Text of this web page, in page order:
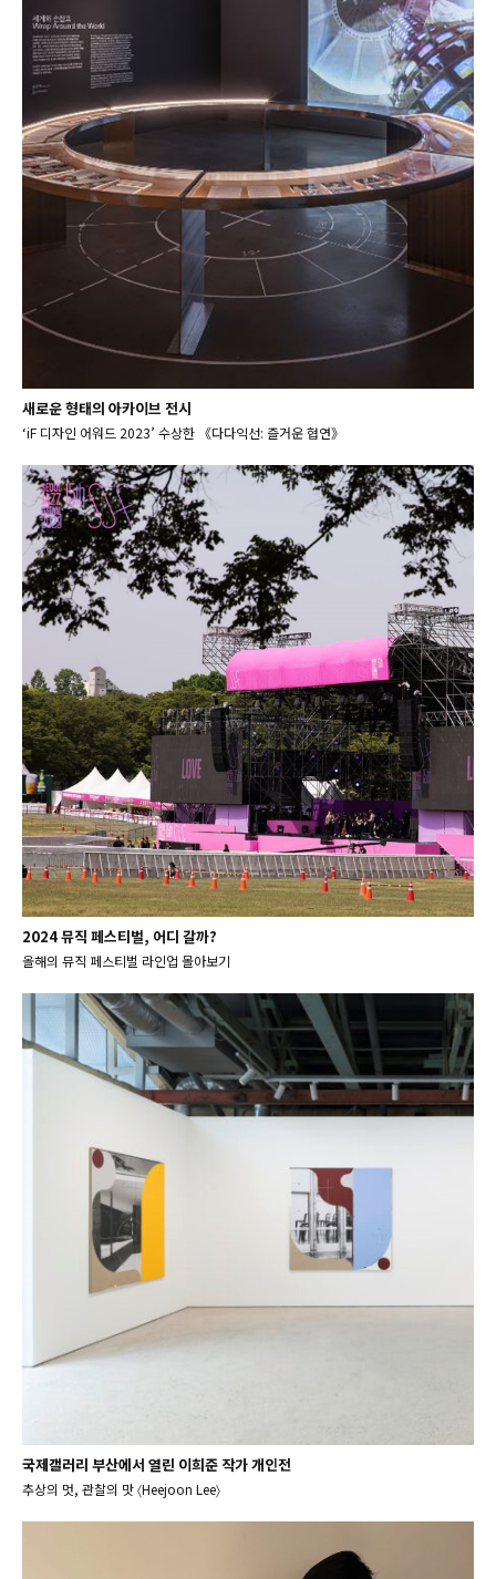
새로운 형태의 아카이브 전시
‘iF 디자인 어워드 2023’ 수상한 《다다익선: 즐거운 협연》
2024 뮤직 페스티벌, 어디 갈까?
올해의 뮤직 페스티벌 라인업 몰아보기
국제갤러리 부산에서 열린 이희준 작가 개인전
추상의 멋, 관찰의 맛 〈Heejoon Lee〉